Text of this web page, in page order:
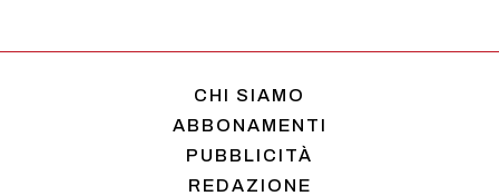
CHI SIAMO
ABBONAMENTI
PUBBLICITÀ
REDAZIONE